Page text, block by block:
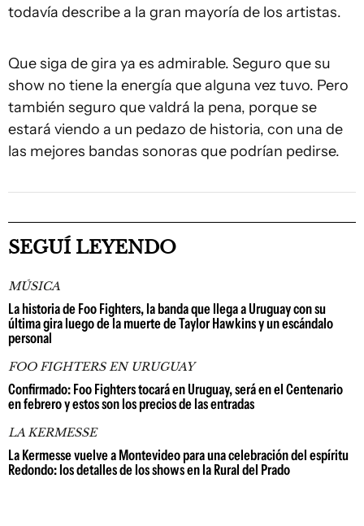
todavía describe a la gran mayoría de los artistas.
Que siga de gira ya es admirable. Seguro que su
show no tiene la energía que alguna vez tuvo. Pero
también seguro que valdrá la pena, porque se
estará viendo a un pedazo de historia, con una de
las mejores bandas sonoras que podrían pedirse.
SEGUÍ LEYENDO
MÚSICA
La historia de Foo Fighters, la banda que llega a Uruguay con su
última gira luego de la muerte de Taylor Hawkins y un escándalo
personal
FOO FIGHTERS EN URUGUAY
Confirmado: Foo Fighters tocará en Uruguay, será en el Centenario
en febrero y estos son los precios de las entradas
LA KERMESSE
La Kermesse vuelve a Montevideo para una celebración del espíritu
Redondo: los detalles de los shows en la Rural del Prado